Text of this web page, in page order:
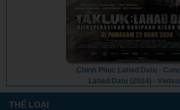
Chinh Phục Lahad Datu -
Lahad Datu (2024) -
THỂ LOẠI